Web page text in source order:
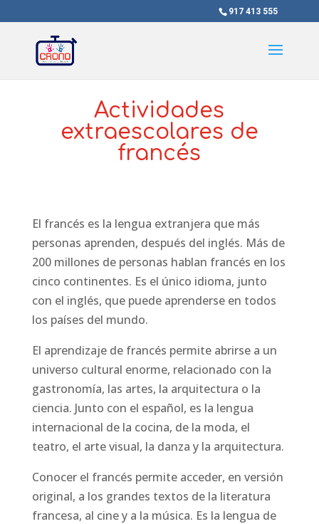
917 413 555
Actividades
extraescolares de
francés
El francés es la lengua extranjera que más
personas aprenden, después del inglés. Más de
200 millones de personas hablan francés en los
cinco continentes. Es el único idioma, junto
con el inglés, que puede aprenderse en todos
los países del mundo.
El aprendizaje de francés permite abrirse a un
universo cultural enorme, relacionado con la
gastronomía, las artes, la arquitectura o la
ciencia. Junto con el español, es la lengua
internacional de la cocina, de la moda, el
teatro, el arte visual, la danza y la arquitectura.
Conocer el francés permite acceder, en versión
original, a los grandes textos de la literatura
francesa, al cine y a la música. Es la lengua de